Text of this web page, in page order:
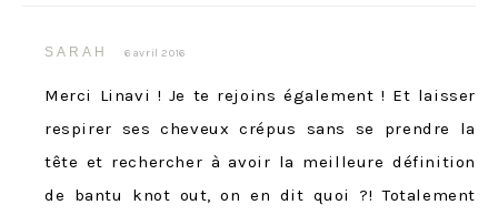
SARAH 6 avril 2016
Merci Linavi ! Je te rejoins également ! Et laisser
respirer ses cheveux crépus sans se prendre la
tête et rechercher à avoir la meilleure définition
de bantu knot out, on en dit quoi ?! Totalement